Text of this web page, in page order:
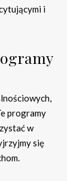
i
programy
w
się